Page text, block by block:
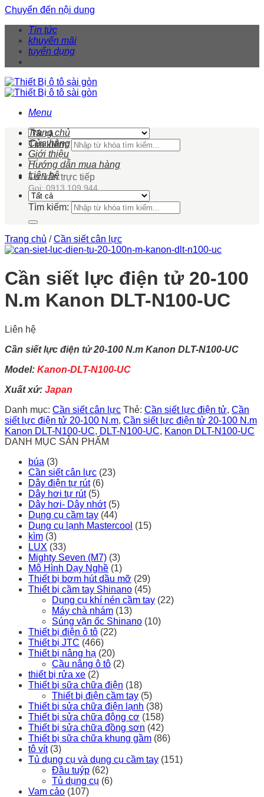
Chuyển đến nội dung
Tin tức
khuyến mãi
tuyển dụng
Menu
Tìm kiếm:
Tư vấn trực tiếp
Gọi: 0913 109 944
Trang chủ
Cửa hàng
Giới thiệu
Hướng dẫn mua hàng
Liên hệ
Tìm kiếm:
Trang chủ / Cần siết cân lực
Cần siết lực điện tử 20-100
N.m Kanon DLT-N100-UC
Liên hệ
Cần siết lực điện tử 20-100 N.m Kanon DLT-N100-UC
Model: Kanon-DLT-N100-UC
Xuất xứ: Japan
Danh mục: Cần siết cân lực Thẻ: Cần siết lực điện tử, Cần
siết lực điện tử 20-100 N.m, Cần siết lực điện tử 20-100 N.m
Kanon DLT-N100-UC, DLT-N100-UC, Kanon DLT-N100-UC
DANH MỤC SẢN PHẨM
búa (3)
Cần siết cân lực (23)
Dây điện tự rút (6)
Dây hơi tự rút (5)
Dây hơi- Dây nhớt (5)
Dụng cụ cầm tay (44)
Dụng cụ lạnh Mastercool (15)
kìm (3)
LUX (33)
Mighty Seven (M7) (3)
Mô Hình Dạy Nghề (1)
Thiết bị bơm hút dầu mỡ (29)
Thiết bị cầm tay Shinano (45)
Dụng cụ khí nén cầm tay (22)
Máy chà nhám (13)
Súng vặn ốc Shinano (10)
Thiết bị điện ô tô (22)
Thiết bị JTC (466)
Thiết bị nâng hạ (20)
Cầu nâng ô tô (2)
thiết bị rửa xe (2)
Thiết bị sữa chữa điện (18)
Thiết bị điện cầm tay (5)
Thiết bị sửa chữa điện lạnh (38)
Thiết bị sửa chữa động cơ (158)
Thiết bị sửa chữa đồng sơn (42)
Thiết bị sữa chữa khung gầm (86)
tô vít (3)
Tủ dụng cụ và dụng cụ cầm tay (151)
Đầu tuýp (62)
Tủ dụng cụ (6)
Vam cảo (107)